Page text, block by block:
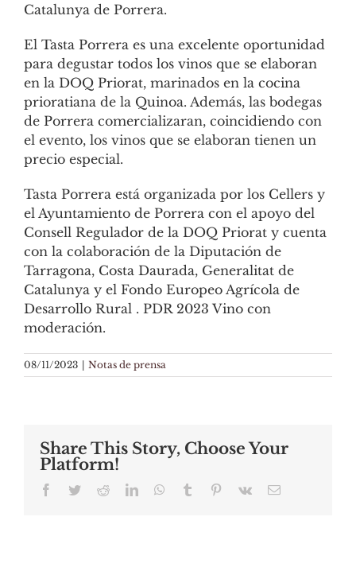
Catalunya de Porrera.
El Tasta Porrera es una excelente oportunidad
para degustar todos los vinos que se elaboran
en la DOQ Priorat, marinados en la cocina
prioratiana de la Quinoa. Además, las bodegas
de Porrera comercializaran, coincidiendo con
el evento, los vinos que se elaboran tienen un
precio especial.
Tasta Porrera está organizada por los Cellers y
el Ayuntamiento de Porrera con el apoyo del
Consell Regulador de la DOQ Priorat y cuenta
con la colaboración de la Diputación de
Tarragona, Costa Daurada, Generalitat de
Catalunya y el Fondo Europeo Agrícola de
Desarrollo Rural . PDR 2023 Vino con
moderación.
08/11/2023 | Notas de prensa
Share This Story, Choose Your
Platform!
Facebook
TwitterRedditLinkedInWhatsApp
Tumblr Pinterest
Vk Email